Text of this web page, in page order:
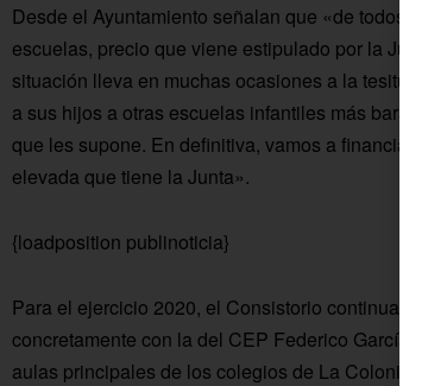
Desde el Ayuntamiento señalan que «de todos
escuelas, precio que viene estipulado por la
situación lleva en muchas ocasiones a la
a sus hijos a otras escuelas infantiles más
que les supone. En definitiva, vamos a financiar
elevada que tiene la Junta».
{loadposition publinoticia}
Para el ejercicio 2020, el Consistorio continuará
concretamente con la del CEP Federico García
aulas principales de los colegios de La Colonia,